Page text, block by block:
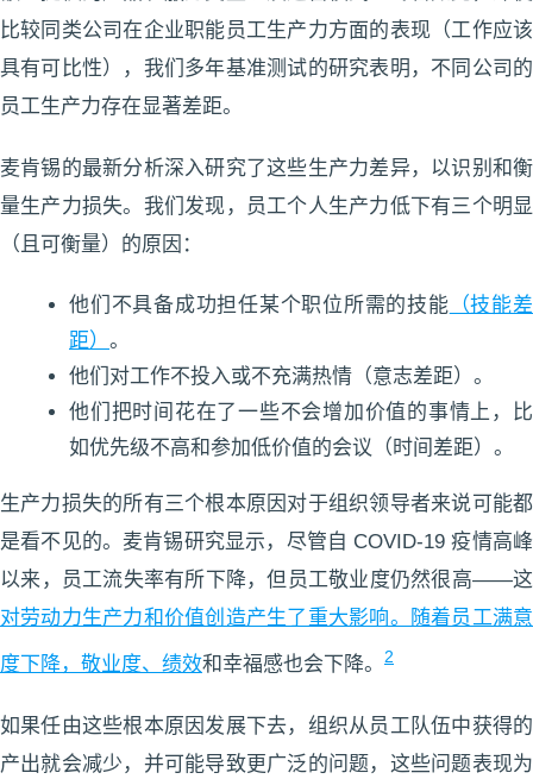
比较同类公司在企业职能员工生产力方面的表现（工作应该
具有可比性），我们多年基准测试的研究表明，不同公司的
员工生产力存在显著差距。
麦肯锡的最新分析深入研究了这些生产力差异，以识别和衡
量生产力损失。我们发现，员工个人生产力低下有三个明显
（且可衡量）的原因：
他们不具备成功担任某个职位所需的技能 （技能差
距） 。
他们对工作不投入或不充满热情（意志差距）。
他们把时间花在了一些不会增加价值的事情上，比
如优先级不高和参加低价值的会议（时间差距）。
生产力损失的所有三个根本原因对于组织领导者来说可能都
是看不见的。麦肯锡研究显示，尽管自 COVID-19 疫情高峰
以来，员工流失率有所下降，但员工敬业度仍然很高——这
对劳动力生产力和价值创造产生了重大影响。随着员工满意
度下降， 敬业度、绩效和幸福感也会下降。 2
如果任由这些根本原因发展下去，组织从员工队伍中获得的
产出就会减少，并可能导致更广泛的问题，这些问题表现为